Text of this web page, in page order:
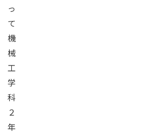
っ
て
機
械
工
学
科
２
年